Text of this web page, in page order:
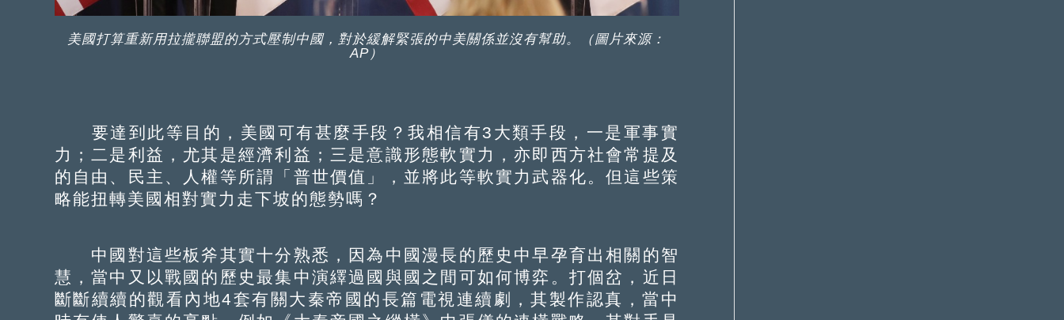
美國打算重新用拉攏聯盟的方式壓制中國，對於緩解緊張的中美關係並沒有幫助。（圖片來源：
AP）
要達到此等目的，美國可有甚麼手段？我相信有3大類手段，一是軍事實
力；二是利益，尤其是經濟利益；三是意識形態軟實力，亦即西方社會常提及
的自由、民主、人權等所謂「普世價值」，並將此等軟實力武器化。但這些策
略能扭轉美國相對實力走下坡的態勢嗎？
中國對這些板斧其實十分熟悉，因為中國漫長的歷史中早孕育出相關的智
慧，當中又以戰國的歷史最集中演繹過國與國之間可如何博弈。打個岔，近日
斷斷續續的觀看內地4套有關大秦帝國的長篇電視連續劇，其製作認真，當中